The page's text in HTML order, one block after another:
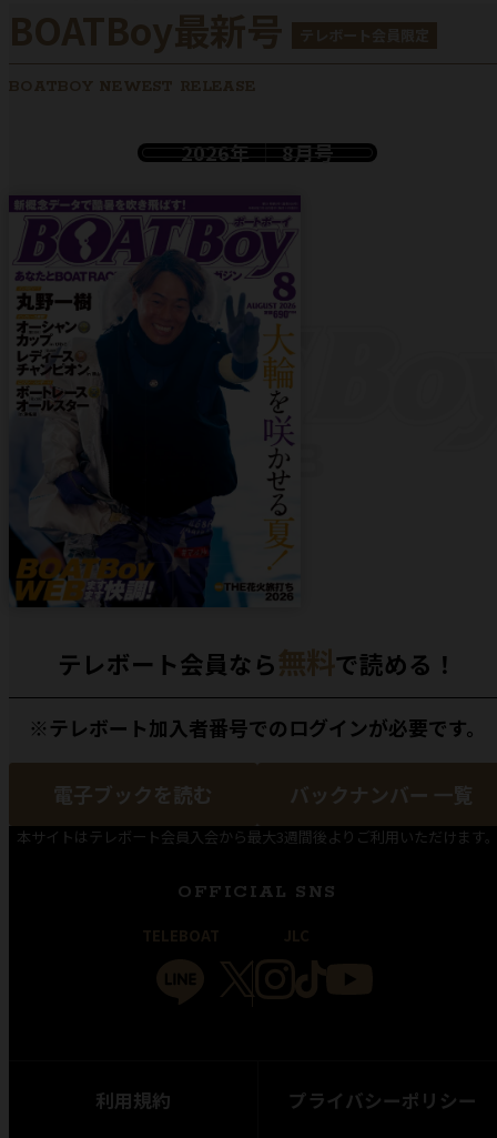
BOATBoy最新号
BOATBOY NEWEST RELEASE
2026年 8月号
テレボート会員なら無料で読める！
※テレボート加入者番号でのログインが必要です。
電子ブックを読む バックナンバー 一覧
本サイトはテレボート会員入会から最大3週間後よりご利用いただけます
OFFICIAL SNS
利用規約 プライバシーポリシー